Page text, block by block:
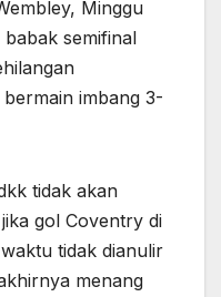
Minggu
semifinal
imbang 3-
tidak akan
gol Coventry di
tidak dianulir
menang